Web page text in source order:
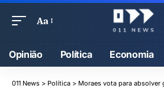
Aa
Opinião Política Economia
011 News > Política > Moraes vota para absolver general e